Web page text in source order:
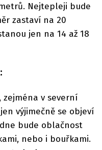
Nejtepleji bude
zastaví na 20
jen na 14 až 18
zejména v severní
výjimečně se objeví
bude oblačnost
nebo i bouřkami.